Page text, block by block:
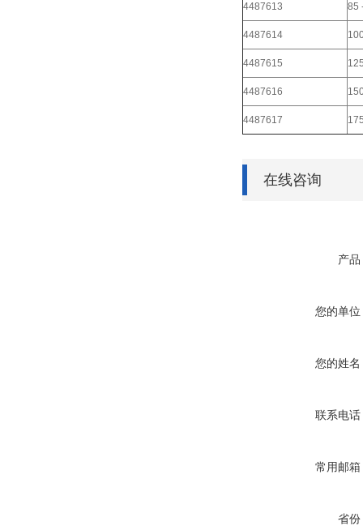
4487613 85
4487614
4487615
4487616
4487617
在线咨询
产品
您的单位
您的姓名
联系电话
常用邮箱
省份